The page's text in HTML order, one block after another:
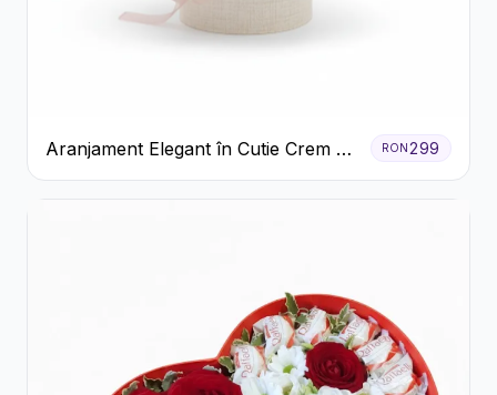
Aranjament Elegant în Cutie Crem cu
Crizanteme și Trandafiri
RON 299